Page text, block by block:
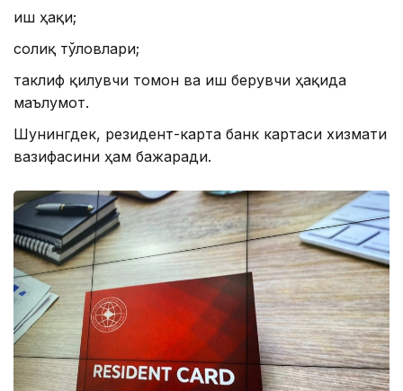
иш ҳақи;
солиқ тўловлари;
таклиф қилувчи томон ва иш берувчи ҳақида
маълумот.
Шунингдек, резидент-карта банк картаси хизмати
вазифасини ҳам бажаради.